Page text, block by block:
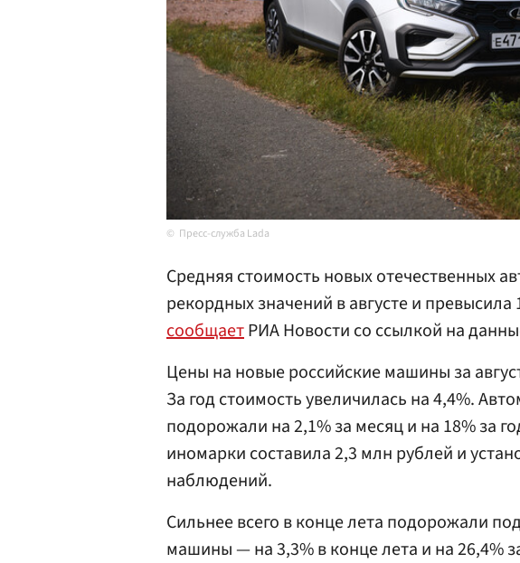
Пресс-служба Lada
Средняя стоимость новых отечественных
рекордных значений в августе и
сообщаетРИА Новости со ссылкой на
Цены на новые российские машины за
За год стоимость увеличилась на 4,4%.
подорожали на 2,1% за месяц и на 18% за
иномарки составила 2,3 млн рублей и
наблюдений.
Сильнее всего в конце лета подорожали
машины — на 3,3% в конце лета и на 26,4%